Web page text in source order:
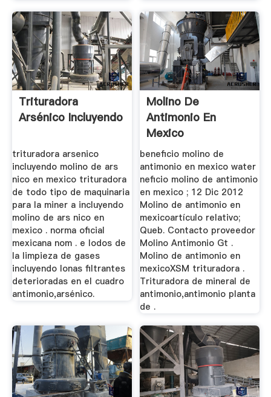
Trituradora
Arsénico Incluyendo
trituradora arsenico
incluyendo molino de ars
nico en mexico trituradora
de todo tipo de maquinaria
para la miner a incluyendo
molino de ars nico en
mexico . norma oficial
mexicana nom . e lodos de
la limpieza de gases
incluyendo lonas filtrantes
deterioradas en el cuadro
antimonio,arsénico.
Molino De
Antimonio En
Mexico
beneficio molino de
antimonio en mexico water
neficio molino de antimonio
en mexico ; 12 Dic 2012
Molino de antimonio en
mexicoartículo relativo;
Queb. Contacto proveedor
Molino Antimonio Gt .
Molino de antimonio en
mexicoXSM trituradora .
Trituradora de mineral de
antimonio,antimonio planta
de .